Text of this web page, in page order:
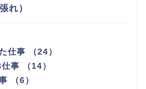
れ）
仕事 （24）
事 （14）
（6）